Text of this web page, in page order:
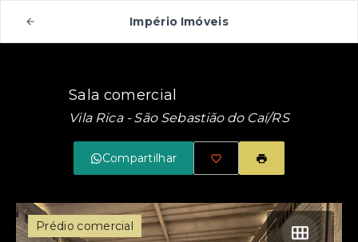
Império Imóveis
Sala comercial
Vila Rica - São Sebastião do Caí/RS
Compartilhar
Prédio comercial